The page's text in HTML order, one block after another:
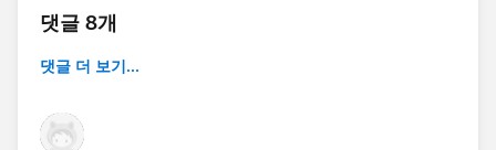
댓글 8개
댓글 더 보기...